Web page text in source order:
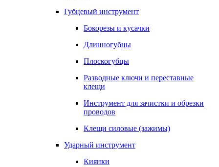
Губцевый инструмент
Бокорезы и кусачки
Длинногубцы
Плоскогубцы
Разводные ключи и переставные
клещи
Инструмент для зачистки и обрезки
проводов
Клещи силовые (зажимы)
Ударный инструмент
Киянки